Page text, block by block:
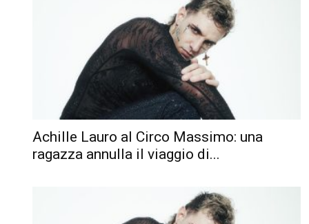
Achille Lauro al Circo Massimo: una
ragazza annulla il viaggio di...